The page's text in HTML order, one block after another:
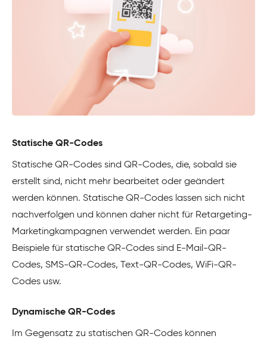
Statische QR-Codes
Statische QR-Codes sind QR-Codes, die, sobald sie
erstellt sind, nicht mehr bearbeitet oder geändert
werden können. Statische QR-Codes lassen sich nicht
nachverfolgen und können daher nicht für Retargeting-
Marketingkampagnen verwendet werden. Ein paar
Beispiele für statische QR-Codes sind E-Mail-QR-
Codes, SMS-QR-Codes, Text-QR-Codes, WiFi-QR-
Codes usw.
Dynamische QR-Codes
Im Gegensatz zu statischen QR-Codes können